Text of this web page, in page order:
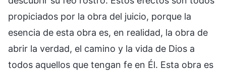
propiciados por la obra del juicio, porque la
esencia de esta obra es, en realidad, la obra de
abrir la verdad, el camino y la vida de Dios a
todos aquellos que tengan fe en Él. Esta obra es